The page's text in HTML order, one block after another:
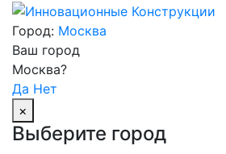
Город: Москва
Ваш город
Москва?
Да Нет
×
Выберите город